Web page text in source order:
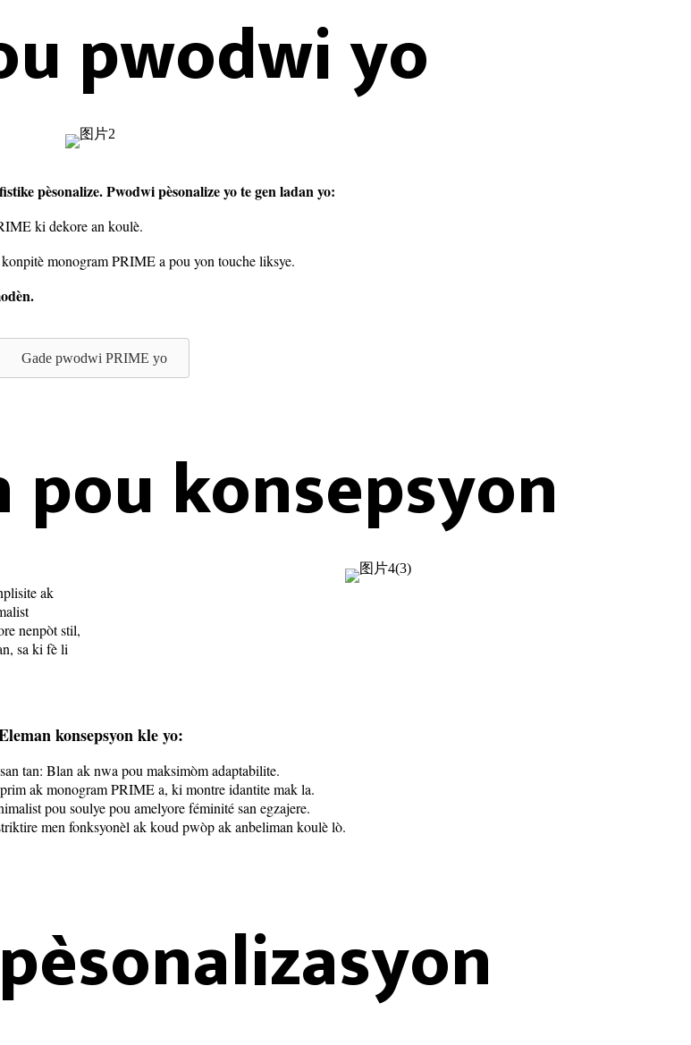
pwodwi yo
pèsonalize. Pwodwi pèsonalize yo te gen ladan yo:
ki dekore an koulè.
monogram PRIME a pou yon touche liksye.
Gade pwodwi PRIME yo
pou konsepsyon
ak
nenpòt stil,
sa ki fè li
konsepsyon kle yo:
tan: Blan ak nwa pou maksimòm adaptabilite.
ak monogram PRIME a, ki montre idantite mak la.
pou soulye pou amelyore féminité san egzajere.
men fonksyonèl ak koud pwòp ak anbeliman koulè lò.